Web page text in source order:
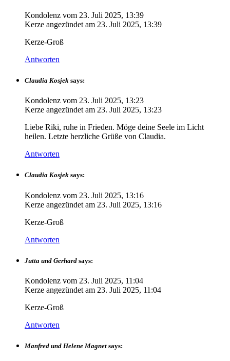
Kondolenz vom 23. Juli 2025, 13:39
Kerze angezündet am 23. Juli 2025, 13:39
Kerze-Groß
Antworten
Claudia Kosjek says:
Kondolenz vom 23. Juli 2025, 13:23
Kerze angezündet am 23. Juli 2025, 13:23
Liebe Riki, ruhe in Frieden. Möge deine Seele im Licht
heilen. Letzte herzliche Grüße von Claudia.
Antworten
Claudia Kosjek says:
Kondolenz vom 23. Juli 2025, 13:16
Kerze angezündet am 23. Juli 2025, 13:16
Kerze-Groß
Antworten
Jutta und Gerhard says:
Kondolenz vom 23. Juli 2025, 11:04
Kerze angezündet am 23. Juli 2025, 11:04
Kerze-Groß
Antworten
Manfred und Helene Magnet says: